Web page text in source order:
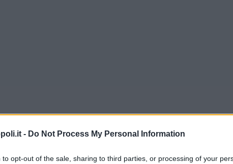
- Do Not Process My Personal Information
to opt-out of the sale, sharing to third parties, or processing of your